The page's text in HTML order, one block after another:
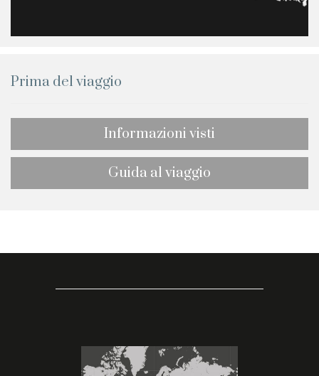
Prima del viaggio
Informazioni visti
Guida al viaggio